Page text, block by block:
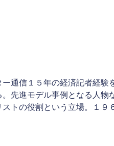
通信１５年の経済記者経験
先進モデル事例となる人物
トの役割という立場。１９